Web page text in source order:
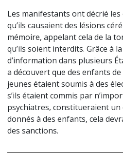
Les manifestants ont décrié
qu’ils causaient des lésions
mémoire, appelant cela de la
qu’ils soient interdits. Grâce à
d’information dans plusieurs
a découvert que des enfants de
jeunes étaient soumis à des
s’ils étaient commis par
psychiatres, constitueraient
donnés à des enfants, cela
des sanctions.